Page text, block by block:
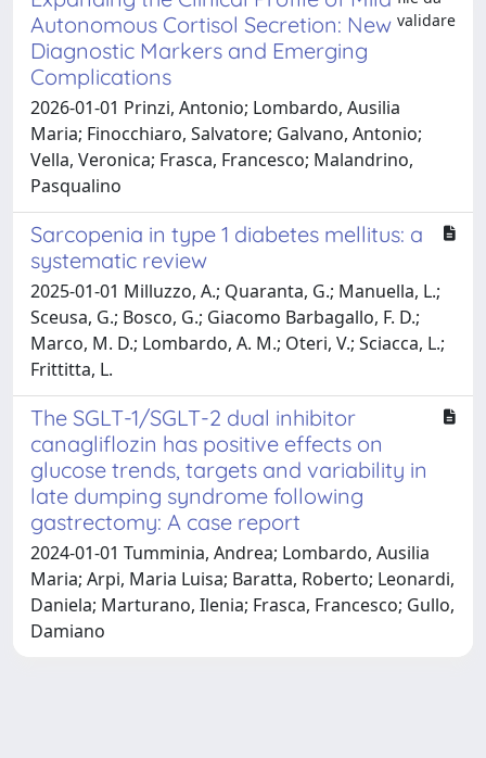
Autonomous Cortisol Secretion: New
Diagnostic Markers and Emerging
Complications
validare
2026-01-01 Prinzi, Antonio; Lombardo, Ausilia
Maria; Finocchiaro, Salvatore; Galvano, Antonio;
Vella, Veronica; Frasca, Francesco; Malandrino,
Pasqualino
Sarcopenia in type 1 diabetes mellitus: a
systematic review
2025-01-01 Milluzzo, A.; Quaranta, G.; Manuella, L.;
Sceusa, G.; Bosco, G.; Giacomo Barbagallo, F. D.;
Marco, M. D.; Lombardo, A. M.; Oteri, V.; Sciacca, L.;
Frittitta, L.
The SGLT-1/SGLT-2 dual inhibitor
canagliflozin has positive effects on
glucose trends, targets and variability in
late dumping syndrome following
gastrectomy: A case report
2024-01-01 Tumminia, Andrea; Lombardo, Ausilia
Maria; Arpi, Maria Luisa; Baratta, Roberto; Leonardi,
Daniela; Marturano, Ilenia; Frasca, Francesco; Gullo,
Damiano